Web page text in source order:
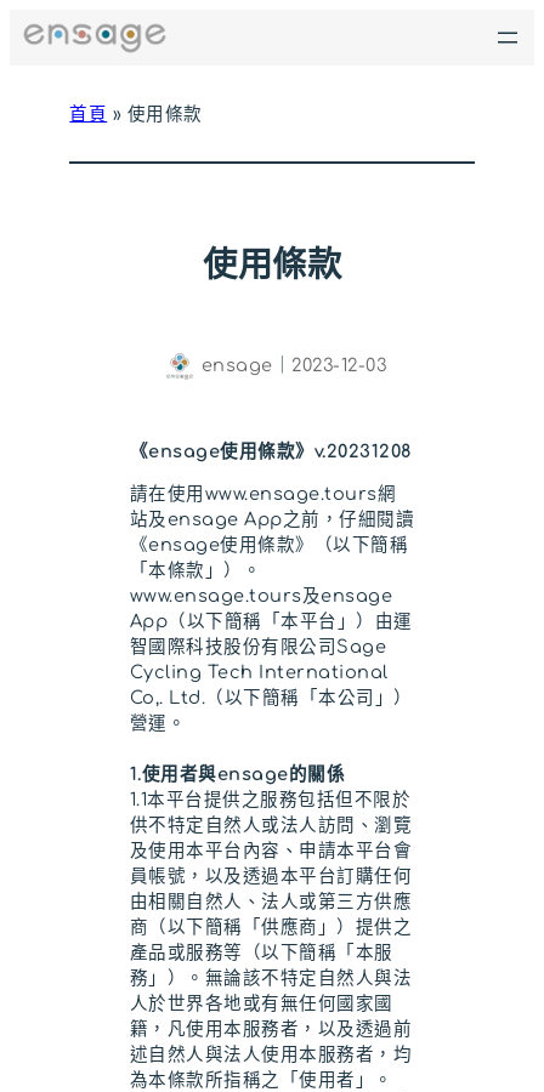
至
首頁 » 使用條款
使用條款
ensage 2023-12-03
《ensage使用條款》v.20231208
請在使用www.ensage.tours網
站及ensage App之前，仔細閱讀
《ensage使用條款》（以下簡稱
「本條款」）。
www.ensage.tours及ensage
App（以下簡稱「本平台」）由運
智國際科技股份有限公司Sage
Cycling Tech International
Co,. Ltd.（以下簡稱「本公司」）
營運。
1.使用者與ensage的關係
1.1本平台提供之服務包括但不限於
供不特定自然人或法人訪問、瀏覽
及使用本平台內容、申請本平台會
員帳號，以及透過本平台訂購任何
由相關自然人、法人或第三方供應
商（以下簡稱「供應商」）提供之
產品或服務等（以下簡稱「本服
務」）。無論該不特定自然人與法
人於世界各地或有無任何國家國
籍，凡使用本服務者，以及透過前
述自然人與法人使用本服務者，均
為本條款所指稱之「使用者」。